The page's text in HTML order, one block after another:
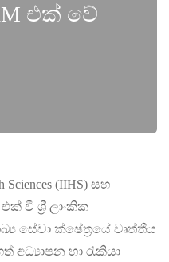
එක් වේ
Sciences (IIHS) සහ
වී ශ්‍රී ලාංකික
සේවා ක්ෂේත්‍රයේ වෘත්තීය
අධ්‍යාපන හා රැකියා